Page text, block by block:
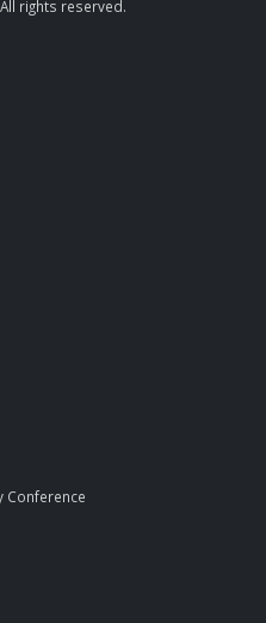
rights reserved.
Conference